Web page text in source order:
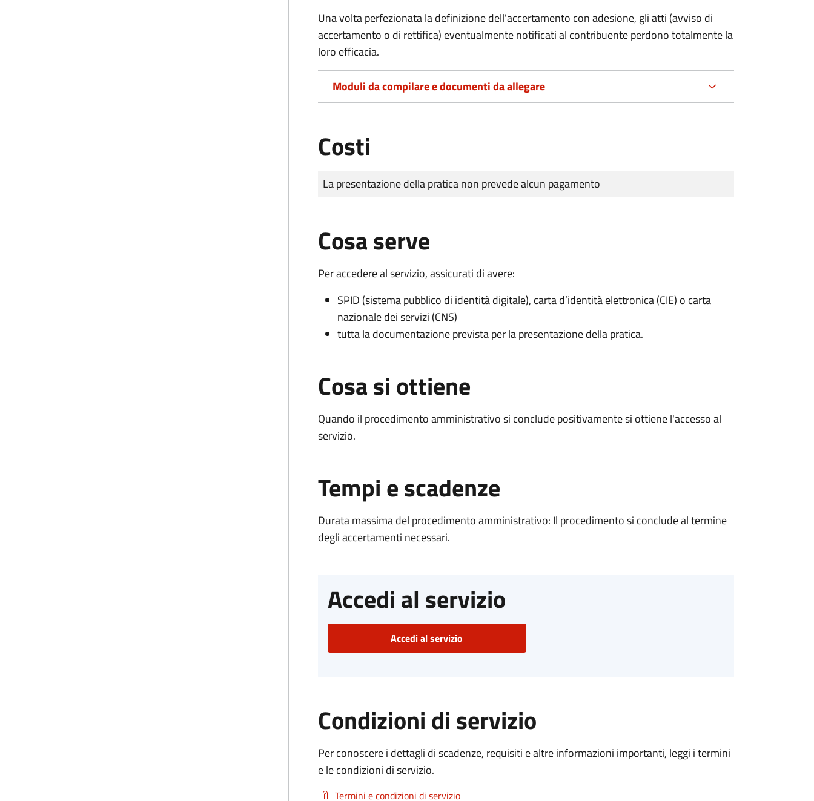
Una volta perfezionata la definizione dell'accertamento con adesione, gli atti (avviso di
accertamento o di rettifica) eventualmente notificati al contribuente perdono totalmente la
loro efficacia.
Moduli da compilare e documenti da allegare
Costi
Tipo di pagamento
Importo
La presentazione della pratica non prevede alcun pagamento
Cosa serve
Per accedere al servizio, assicurati di avere:
SPID (sistema pubblico di identità digitale), carta d’identità elettronica (CIE) o carta
nazionale dei servizi (CNS)
tutta la documentazione prevista per la presentazione della pratica.
Cosa si ottiene
Quando il procedimento amministrativo si conclude positivamente si ottiene l'accesso al
servizio.
Tempi e scadenze
Durata massima del procedimento amministrativo: Il procedimento si conclude al termine
degli accertamenti necessari.
Accedi al servizio
Accedi al servizio
Condizioni di servizio
Per conoscere i dettagli di scadenze, requisiti e altre informazioni importanti, leggi i termini
e le condizioni di servizio.
Termini e condizioni di servizio